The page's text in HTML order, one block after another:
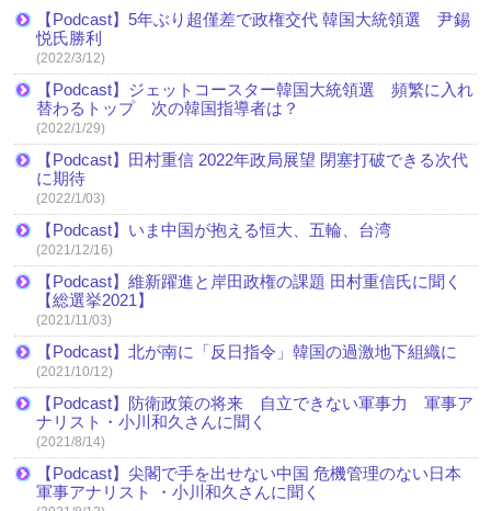
【Podcast】5年ぶり超僅差で政権交代 韓国大統領選 尹錫
悦氏勝利
(2022/3/12)
【Podcast】ジェットコースター韓国大統領選 頻繁に入れ
替わるトップ 次の韓国指導者は？
(2022/1/29)
【Podcast】田村重信 2022年政局展望 閉塞打破できる次代
に期待
(2022/1/03)
【Podcast】いま中国が抱える恒大、五輪、台湾
(2021/12/16)
【Podcast】維新躍進と岸田政権の課題 田村重信氏に聞く
【総選挙2021】
(2021/11/03)
【Podcast】北が南に「反日指令」韓国の過激地下組織に
(2021/10/12)
【Podcast】防衛政策の将来 自立できない軍事力 軍事ア
ナリスト・小川和久さんに聞く
(2021/8/14)
【Podcast】尖閣で手を出せない中国 危機管理のない日本
軍事アナリスト ・小川和久さんに聞く